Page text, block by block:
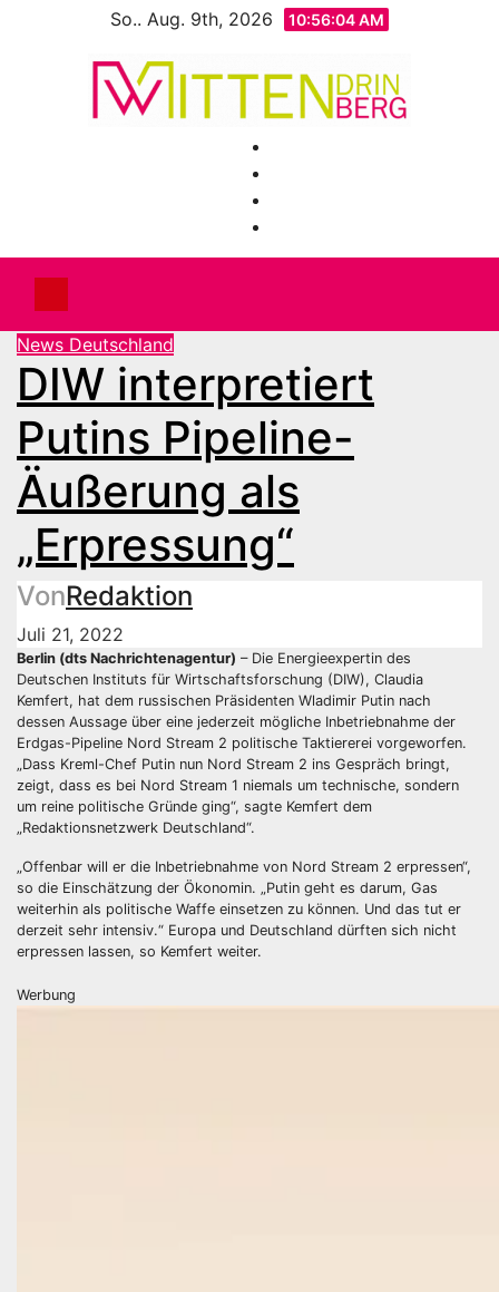
So.. Aug. 9th, 2026 10:56:06 AM
News Deutschland
DIW interpretiert
Putins Pipeline-
Äußerung als
„Erpressung“
VonRedaktion
Juli 21, 2022
Berlin (dts Nachrichtenagentur) – Die Energieexpertin des
Deutschen Instituts für Wirtschaftsforschung (DIW), Claudia
Kemfert, hat dem russischen Präsidenten Wladimir Putin nach
dessen Aussage über eine jederzeit mögliche Inbetriebnahme der
Erdgas-Pipeline Nord Stream 2 politische Taktiererei vorgeworfen.
„Dass Kreml-Chef Putin nun Nord Stream 2 ins Gespräch bringt,
zeigt, dass es bei Nord Stream 1 niemals um technische, sondern
um reine politische Gründe ging“, sagte Kemfert dem
„Redaktionsnetzwerk Deutschland“.
„Offenbar will er die Inbetriebnahme von Nord Stream 2 erpressen“,
so die Einschätzung der Ökonomin. „Putin geht es darum, Gas
weiterhin als politische Waffe einsetzen zu können. Und das tut er
derzeit sehr intensiv.“ Europa und Deutschland dürften sich nicht
erpressen lassen, so Kemfert weiter.
Werbung